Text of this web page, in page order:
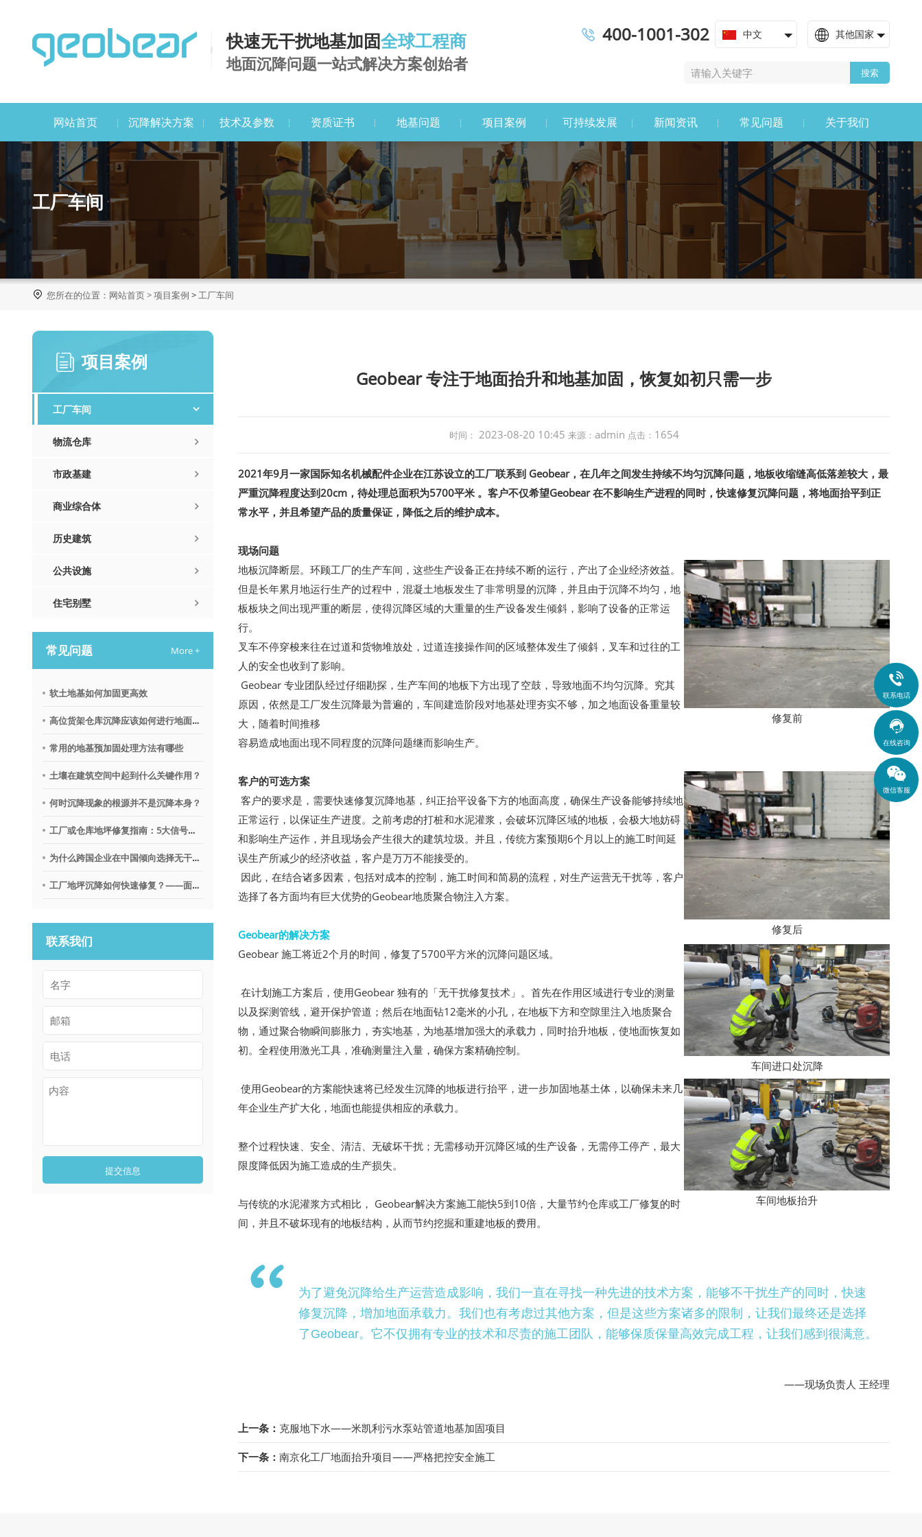
快速无干扰地基加固全球工程商
地面沉降问题一站式解决方案创始者
400-1001-302 中文 其他国家
搜索
网站首页 沉降解决方案 技术及参数 资质证书 地基问题 项目案例 可持续发展 新闻资讯 常见问题 关于我们
工厂车间
 您所在的位置： 网站首页>项目案例 >工厂车间
项目案例
工厂车间
物流仓库
市政基建
商业综合体
历史建筑
公共设施
住宅别墅
常见问题 More +
软土地基如何加固更高效
高位货架仓库沉降应该如何进行地面调平？
常用的地基预加固处理方法有哪些
土壤在建筑空间中起到什么关键作用？
何时沉降现象的根源并不是沉降本身？
工厂或仓库地坪修复指南：5大信号提示需要地质聚合物技术
为什么跨国企业在中国倾向选择无干扰地基修复沉降技术？
工厂地坪沉降如何快速修复？——面向不停产环境的解决思路
联系我们
提交信息
Geobear 专注于地面抬升和地基加固，恢复如初只需一步
时间： 2023-08-20 10:45 来源： admin 点击： 1654
2021年9月一家国际知名机械配件企业在江苏设立的工厂联系到 Geobear，在几年之间发生持续不均匀沉降问题，地板收缩缝高低落差较大，最
严重沉降程度达到20cm，待处理总面积为5700平米 。客户不仅希望Geobear 在不影响生产进程的同时，快速修复沉降问题，将地面抬平到正
常水平，并且希望产品的质量保证，降低之后的维护成本。
现场问题
修复前
地板沉降断层。环顾工厂的生产车间，这些生产设备正在持续不断的运行，产出了企业经济效益。
但是长年累月地运行生产的过程中，混凝土地板发生了非常明显的沉降，并且由于沉降不均匀，地
板板块之间出现严重的断层，使得沉降区域的大重量的生产设备发生倾斜，影响了设备的正常运
行。
叉车不停穿梭来往在过道和货物堆放处，过道连接操作间的区域整体发生了倾斜，叉车和过往的工
人的安全也收到了影响。
Geobear 专业团队经过仔细勘探，生产车间的地板下方出现了空鼓，导致地面不均匀沉降。究其
原因，依然是工厂发生沉降最为普遍的，车间建造阶段对地基处理夯实不够，加之地面设备重量较
大，随着时间推移
容易造成地面出现不同程度的沉降问题继而影响生产。
修复后
客户的可选方案
客户的要求是，需要快速修复沉降地基，纠正抬平设备下方的地面高度，确保生产设备能够持续地
正常运行，以保证生产进度。之前考虑的打桩和水泥灌浆，会破坏沉降区域的地板，会极大地妨碍
和影响生产运作，并且现场会产生很大的建筑垃圾。并且，传统方案预期6个月以上的施工时间延
误生产所减少的经济收益，客户是万万不能接受的。
因此，在结合诸多因素，包括对成本的控制，施工时间和简易的流程，对生产运营无干扰等，客户
选择了各方面均有巨大优势的Geobear地质聚合物注入方案。
Geobear的解决方案
车间进口处沉降
Geobear 施工将近2个月的时间，修复了5700平方米的沉降问题区域。
在计划施工方案后，使用Geobear 独有的「无干扰修复技术」。首先在作用区域进行专业的测量
以及探测管线，避开保护管道；然后在地面钻12毫米的小孔，在地板下方和空隙里注入地质聚合
物，通过聚合物瞬间膨胀力，夯实地基，为地基增加强大的承载力，同时抬升地板，使地面恢复如
初。全程使用激光工具，准确测量注入量，确保方案精确控制。
车间地板抬升
使用Geobear的方案能快速将已经发生沉降的地板进行抬平，进一步加固地基土体，以确保未来几
年企业生产扩大化，地面也能提供相应的承载力。
整个过程快速、安全、清洁、无破坏干扰；无需移动开沉降区域的生产设备，无需停工停产，最大
限度降低因为施工造成的生产损失。
与传统的水泥灌浆方式相比， Geobear解决方案施工能快5到10倍，大量节约仓库或工厂修复的时
间，并且不破坏现有的地板结构，从而节约挖掘和重建地板的费用。
为了避免沉降给生产运营造成影响，我们一直在寻找一种先进的技术方案，能够不干扰生产的同时，快速
修复沉降，增加地面承载力。我们也有考虑过其他方案，但是这些方案诸多的限制，让我们最终还是选择
了Geobear。它不仅拥有专业的技术和尽责的施工团队，能够保质保量高效完成工程，让我们感到很满意。
——现场负责人 王经理
上一条： 克服地下水——米凯利污水泵站管道地基加固项目
下一条： 南京化工厂地面抬升项目——严格把控安全施工

联系电话

在线咨询
微信客服